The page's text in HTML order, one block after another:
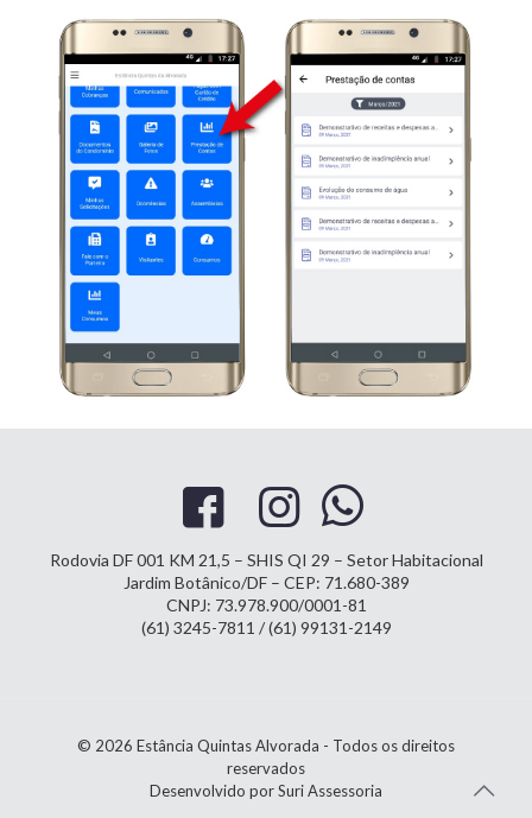
Rodovia DF 001 KM 21,5 – SHIS QI 29 – Setor Habitacional
Jardim Botânico/DF – CEP: 71.680-389
CNPJ: 73.978.900/0001-81
(61) 3245-7811 / (61) 99131-2149
© 2026 Estância Quintas Alvorada - Todos os direitos
reservados
Desenvolvido por Suri Assessoria